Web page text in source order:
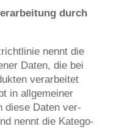
durch
nennt die
Daten, die bei
ver­ar­bei­tet
in all­ge­mei­ner
die­se Daten ver­
nennt die Kate­go­